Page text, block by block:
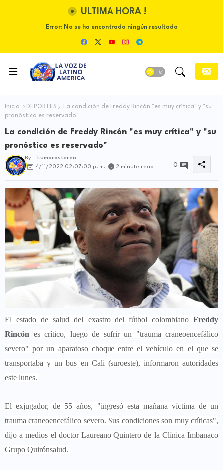
ULTIMA HORA !
Error:No se ha encontrado ningún resultado
Inicio DEPORTES
La condición de Freddy Rincón "es muy crítica" y "su
pronóstico es reservado"
La condición de Freddy Rincón "es muy crítica" y "su
pronóstico es reservado"
By -
Lumacastereo
4/11/2022 02:07:00 p. m.
2 minute read 0
El estado de salud del exastro del fútbol colombiano Freddy
Rincón es crítico, luego de sufrir un "trauma craneoencefálico
severo" por un aparatoso choque entre el vehículo en el que se
transportaba y un bus en Cali (suroeste), informaron autoridades
este lunes.
El exjugador, de 55 años, "ingresó esta mañana víctima de un
trauma craneoencefálico severo. Sus condiciones son muy críticas",
dijo a medios el doctor Laureano Quintero de la Clínica Imbanaco
Grupo Quirónsalud.